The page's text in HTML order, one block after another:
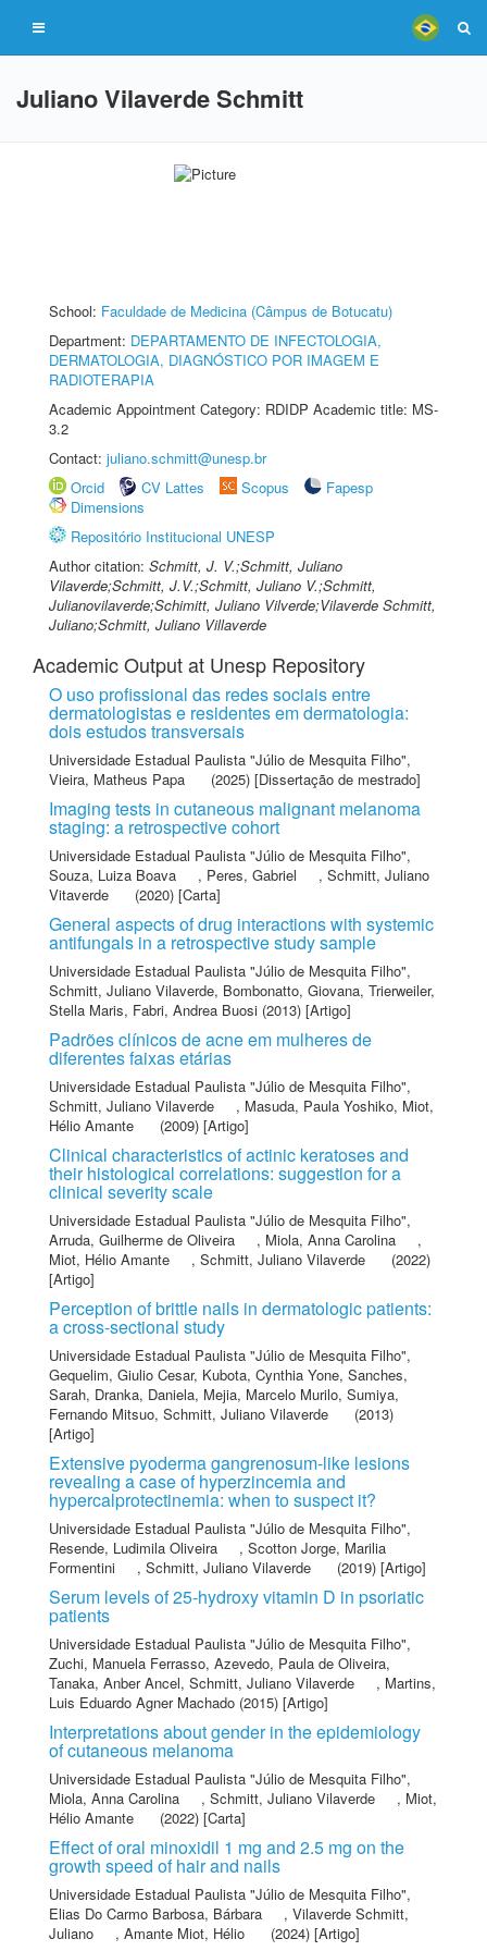
Juliano Vilaverde Schmitt
School: Faculdade de Medicina (Câmpus de Botucatu)
Department: DEPARTAMENTO DE INFECTOLOGIA,
DERMATOLOGIA, DIAGNÓSTICO POR IMAGEM E
RADIOTERAPIA
Academic Appointment Category: RDIDP Academic title: MS-
3.2
Contact: juliano.schmitt@unesp.br
Orcid
CV Lattes Scopus
Fapesp
Dimensions
Repositório Institucional UNESP
Author citation: Schmitt, J. V.;Schmitt, Juliano
Vilaverde;Schmitt, J.V.;Schmitt, Juliano V.;Schmitt,
Julianovilaverde;Schimitt, Juliano Vilverde;Vilaverde Schmitt,
Juliano;Schmitt, Juliano Villaverde
Academic Output at Unesp Repository
O uso profissional das redes sociais entre
dermatologistas e residentes em dermatologia:
dois estudos transversais
Universidade Estadual Paulista "Júlio de Mesquita Filho",
Vieira, Matheus Papa
(2025) [Dissertação de mestrado]
Imaging tests in cutaneous malignant melanoma
staging: a retrospective cohort
Universidade Estadual Paulista "Júlio de Mesquita Filho",
Souza, Luiza Boava
, Peres, Gabriel , Schmitt, Juliano
Vitaverde
(2020) [Carta]
General aspects of drug interactions with systemic
antifungals in a retrospective study sample
Universidade Estadual Paulista "Júlio de Mesquita Filho",
Schmitt, Juliano Vilaverde, Bombonatto, Giovana, Trierweiler,
Stella Maris, Fabri, Andrea Buosi (2013) [Artigo]
Padrões clínicos de acne em mulheres de
diferentes faixas etárias
Universidade Estadual Paulista "Júlio de Mesquita Filho",
Schmitt, Juliano Vilaverde
, Masuda, Paula Yoshiko, Miot,
Hélio Amante
(2009) [Artigo]
Clinical characteristics of actinic keratoses and
their histological correlations: suggestion for a
clinical severity scale
Universidade Estadual Paulista "Júlio de Mesquita Filho",
Arruda, Guilherme de Oliveira
, Miola, Anna Carolina
,
Miot, Hélio Amante
, Schmitt, Juliano Vilaverde
(2022)
[Artigo]
Perception of brittle nails in dermatologic patients:
a cross-sectional study
Universidade Estadual Paulista "Júlio de Mesquita Filho",
Gequelim, Giulio Cesar, Kubota, Cynthia Yone, Sanches,
Sarah, Dranka, Daniela, Mejia, Marcelo Murilo, Sumiya,
Fernando Mitsuo, Schmitt, Juliano Vilaverde
(2013)
[Artigo]
Extensive pyoderma gangrenosum-like lesions
revealing a case of hyperzincemia and
hypercalprotectinemia: when to suspect it?
Universidade Estadual Paulista "Júlio de Mesquita Filho",
Resende, Ludimila Oliveira
, Scotton Jorge, Marilia
Formentini
, Schmitt, Juliano Vilaverde (2019) [Artigo]
Serum levels of 25-hydroxy vitamin D in psoriatic
patients
Universidade Estadual Paulista "Júlio de Mesquita Filho",
Zuchi, Manuela Ferrasso, Azevedo, Paula de Oliveira,
Tanaka, Anber Ancel, Schmitt, Juliano Vilaverde , Martins,
Luis Eduardo Agner Machado (2015) [Artigo]
Interpretations about gender in the epidemiology
of cutaneous melanoma
Universidade Estadual Paulista "Júlio de Mesquita Filho",
Miola, Anna Carolina
, Schmitt, Juliano Vilaverde , Miot,
Hélio Amante
(2022) [Carta]
Effect of oral minoxidil 1 mg and 2.5 mg on the
growth speed of hair and nails
Universidade Estadual Paulista "Júlio de Mesquita Filho",
Elias Do Carmo Barbosa, Bárbara
, Vilaverde Schmitt,
Juliano
, Amante Miot, Hélio (2024) [Artigo]